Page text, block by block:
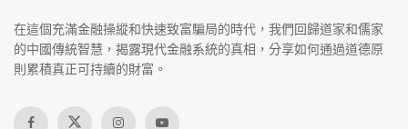
在這個充滿金融操縱和快速致富騙局的時代，我們回歸道家和儒家
的中國傳統智慧，揭露現代金融系統的真相，分享如何通過道德原
則累積真正可持續的財富。